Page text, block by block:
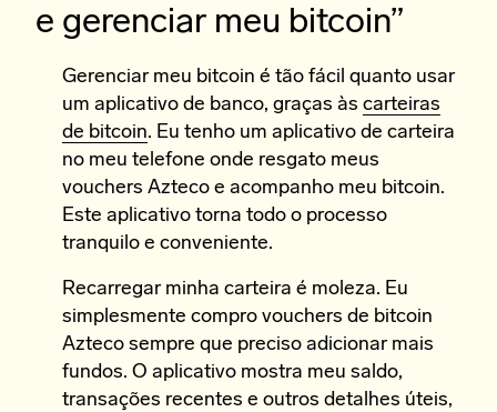
e gerenciar meu bitcoin”
Gerenciar meu bitcoin é tão fácil quanto usar
um aplicativo de banco, graças às carteiras
de bitcoin. Eu tenho um aplicativo de carteira
no meu telefone onde resgato meus
vouchers Azteco e acompanho meu bitcoin.
Este aplicativo torna todo o processo
tranquilo e conveniente.
Recarregar minha carteira é moleza. Eu
simplesmente compro vouchers de bitcoin
Azteco sempre que preciso adicionar mais
fundos. O aplicativo mostra meu saldo,
transações recentes e outros detalhes úteis,